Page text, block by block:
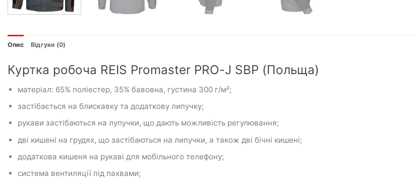
Опис Відгуки (0)
Куртка робоча REIS Promaster PRO-J SBP (Польща)
матеріал: 65% поліестер, 35% бавовна, густина 300 г/м²;
застібається на блискавку та додаткову липучку;
рукави застібаються на лупучки, що дають можливість регулювання;
дві кишені на грудях, що застібаються на липучки, а також дві бічні кишені;
додаткова кишеня на рукаві для мобільного телефону;
система вентиляції під пахвами;